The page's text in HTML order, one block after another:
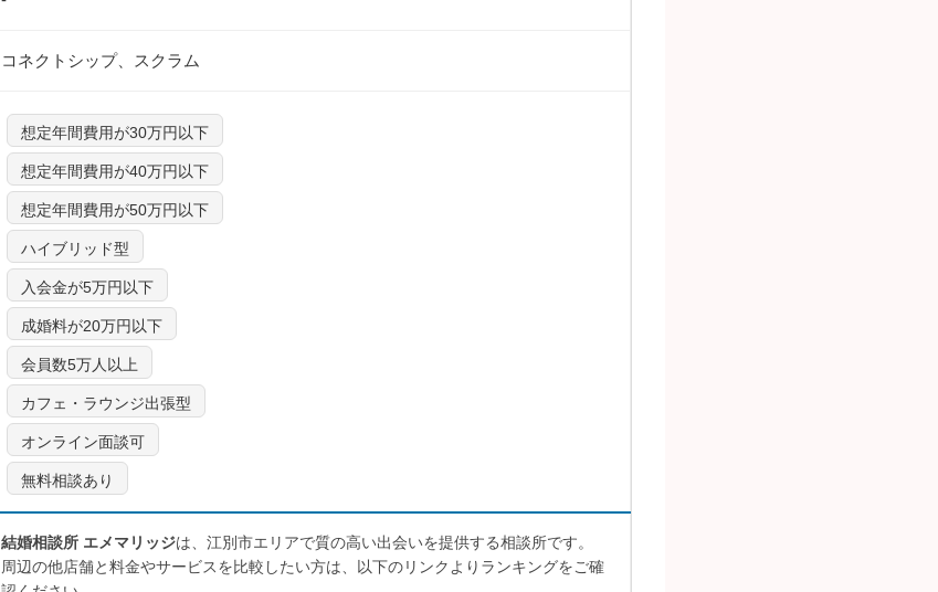
コネクトシップ、スクラム
想定年間費用が30万円以下
想定年間費用が40万円以下
想定年間費用が50万円以下
ハイブリッド型
入会金が5万円以下
成婚料が20万円以下
会員数5万人以上
カフェ・ラウンジ出張型
オンライン面談可
無料相談あり
結婚相談所 エメマリッジは、江別市エリアで質の高い出会いを提供する相談所です。
周辺の他店舗と料金やサービスを比較したい方は、以下のリンクよりランキングをご確